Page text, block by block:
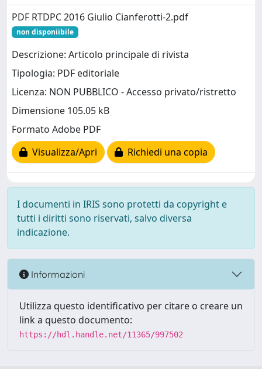
PDF RTDPC 2016 Giulio Cianferotti-2.pdf
non disponiibile
Descrizione: Articolo principale di rivista
Tipologia: PDF editoriale
Licenza: NON PUBBLICO - Accesso privato/ristretto
Dimensione 105.05 kB
Formato Adobe PDF
Visualizza/Apri
Richiedi una copia
I documenti in IRIS sono protetti da copyright e
tutti i diritti sono riservati, salvo diversa
indicazione.
Informazioni
Utilizza questo identificativo per citare o creare un
link a questo documento:
https://hdl.handle.net/11365/997502